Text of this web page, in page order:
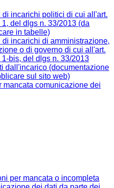
di incarichi politici di cui all'art.
1, del dlgs n. 33/2013 (da
in tabelle)
di incarichi di amministrazione,
o di governo di cui all'art.
1-bis, del dlgs n. 33/2013
dall'incarico (documentazione
sul sito web)
mancata comunicazione dei
per mancata o incompleta